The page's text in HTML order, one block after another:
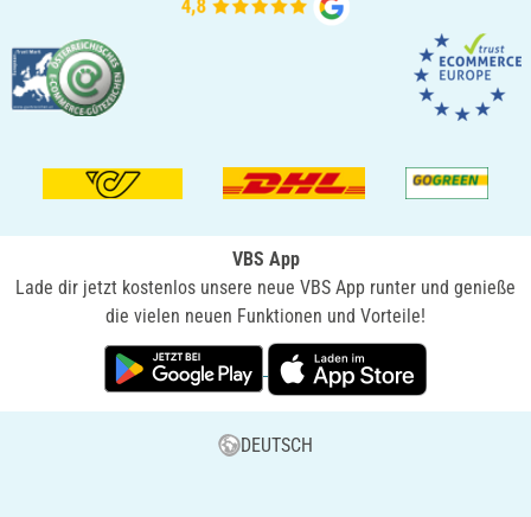
VBS App
Lade dir jetzt kostenlos unsere neue VBS App runter und genieße
die vielen neuen Funktionen und Vorteile!
DEUTSCH